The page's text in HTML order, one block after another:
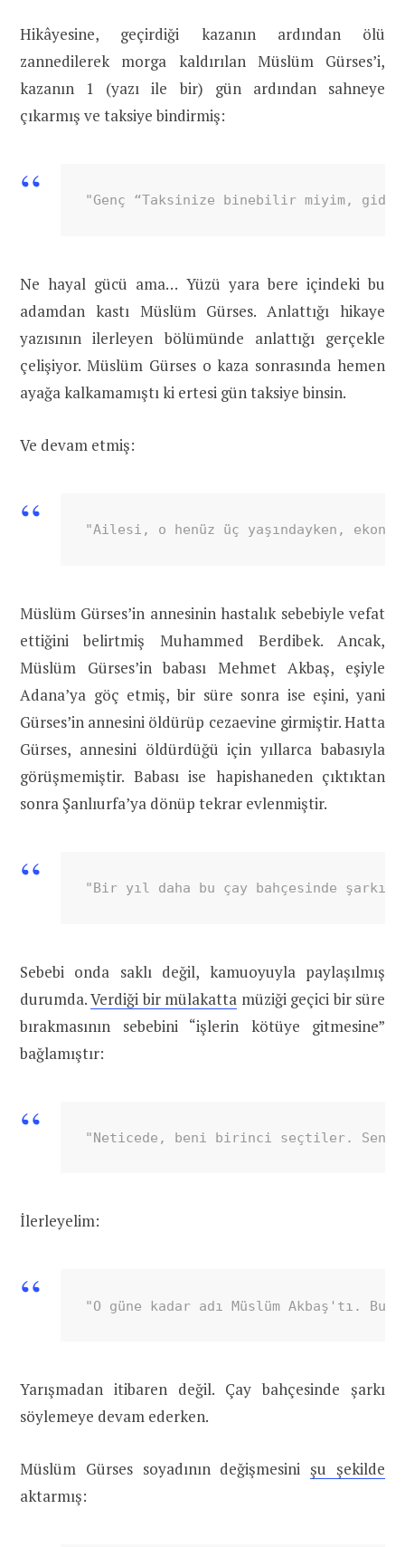
Hikâyesine, geçirdiği kazanın ardından ölü
zannedilerek morga kaldırılan Müslüm Gürses’i,
kazanın 1 (yazı ile bir) gün ardından sahneye
çıkarmış ve taksiye bindirmiş:
"Genç “Taksinize binebilir miyim,
Ne hayal gücü ama… Yüzü yara bere içindeki bu
adamdan kastı Müslüm Gürses. Anlattığı hikaye
yazısının ilerleyen bölümünde anlattığı gerçekle
çelişiyor. Müslüm Gürses o kaza sonrasında hemen
ayağa kalkamamıştı ki ertesi gün taksiye binsin.
Ve devam etmiş:
"Ailesi, o henüz üç yaşındayken,
Müslüm Gürses’in annesinin hastalık sebebiyle vefat
ettiğini belirtmiş Muhammed Berdibek. Ancak,
Müslüm Gürses’in babası Mehmet Akbaş, eşiyle
Adana’ya göç etmiş, bir süre sonra ise eşini, yani
Gürses’in annesini öldürüp cezaevine girmiştir. Hatta
Gürses, annesini öldürdüğü için yıllarca babasıyla
görüşmemiştir. Babası ise hapishaneden çıktıktan
sonra Şanlıurfa’ya dönüp tekrar evlenmiştir.
"Bir yıl daha bu çay bahçesinde şarkı
Sebebi onda saklı değil, kamuoyuyla paylaşılmış
durumda.Verdiği bir mülakatta müziği geçici bir süre
bırakmasının sebebini “işlerin kötüye gitmesine”
bağlamıştır:
"Neticede, beni birinci seçtiler. Sene
İlerleyelim:
"O güne kadar adı Müslüm Akbaş'tı. Bu
Yarışmadan itibaren değil. Çay bahçesinde şarkı
söylemeye devam ederken.
Müslüm Gürses soyadının değişmesinişu şekilde
aktarmış: